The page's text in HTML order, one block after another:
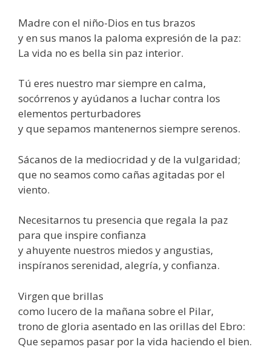
Madre con el niño-Dios en tus brazos
y en sus manos la paloma expresión de la paz:
La vida no es bella sin paz interior.
Tú eres nuestro mar siempre en calma,
socórrenos y ayúdanos a luchar contra los
elementos perturbadores
y que sepamos mantenernos siempre serenos.
Sácanos de la mediocridad y de la vulgaridad;
que no seamos como cañas agitadas por el
viento.
Necesitarnos tu presencia que regala la paz
para que inspire confianza
y ahuyente nuestros miedos y angustias,
inspíranos serenidad, alegría, y confianza.
Virgen que brillas
como lucero de la mañana sobre el Pilar,
trono de gloria asentado en las orillas del Ebro:
Que sepamos pasar por la vida haciendo el bien.